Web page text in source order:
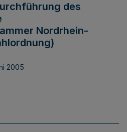
des
Nordrhein-
2005